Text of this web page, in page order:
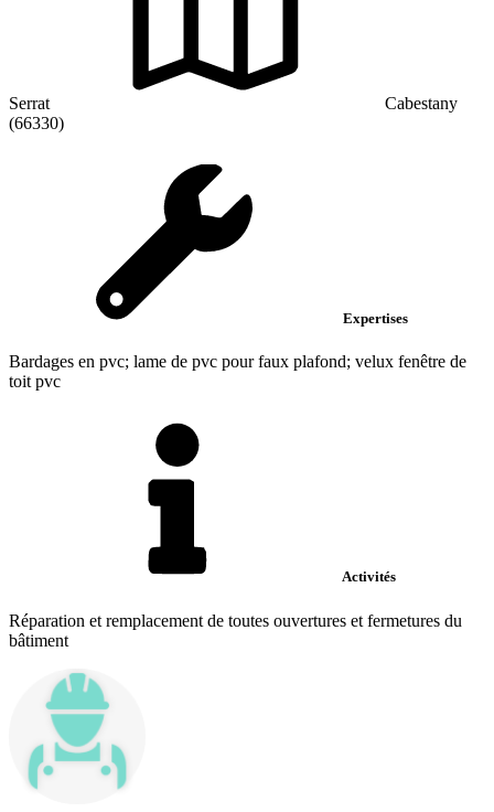
Serrat
Cabestany
(66330)
Expertises
Bardages en pvc; lame de pvc pour faux plafond; velux fenêtre de
toit pvc
Activités
Réparation et remplacement de toutes ouvertures et fermetures du
bâtiment